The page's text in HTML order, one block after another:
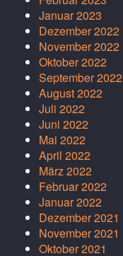
Januar 2023
Dezember 2022
November 2022
Oktober 2022
September 2022
August 2022
Juli 2022
Juni 2022
Mai 2022
April 2022
März 2022
Februar 2022
Januar 2022
Dezember 2021
November 2021
Oktober 2021